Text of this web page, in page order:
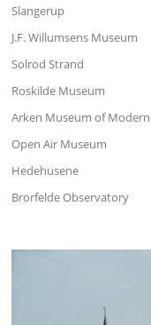
Slangerup
J.F. Willumsens Museum
Solrod Strand
Roskilde Museum
Arken Museum of
Open Air Museum
Hedehusene
Brorfelde Observatory